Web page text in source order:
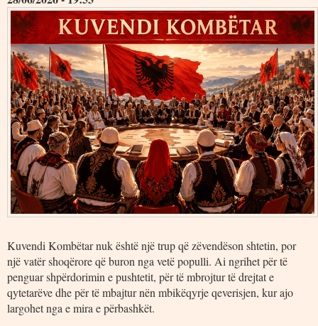
Kuvendi Kombëtar nuk është një trup që zëvendëson shtetin, por
një vatër shoqërore që buron nga vetë populli. Ai ngrihet për të
penguar shpërdorimin e pushtetit, për të mbrojtur të drejtat e
qytetarëve dhe për të mbajtur nën mbikëqyrje qeverisjen, kur ajo
largohet nga e mira e përbashkët.